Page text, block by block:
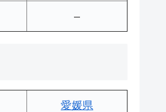
–
愛媛県